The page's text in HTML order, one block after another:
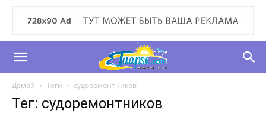
Домой Теги судоремонтников
Тег: судоремонтников